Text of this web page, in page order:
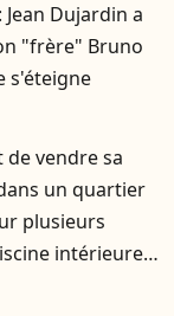
Dujardin a
"frère" Bruno
s'éteigne
vendre sa
un quartier
plusieurs
intérieure